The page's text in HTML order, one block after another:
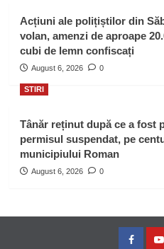
Acțiuni ale polițiștilor din
volan, amenzi de aproape
cubi de lemn confiscați
August 6, 2026 0
STIRI
Tânăr reținut după ce a fost
permisul suspendat, pe
municipiului Roman
August 6, 2026 0